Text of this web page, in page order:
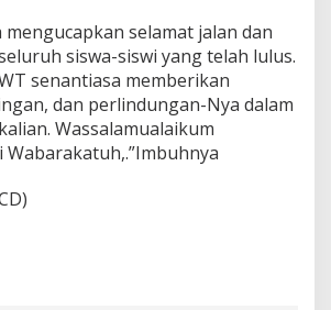
mengucapkan selamat jalan dan
siswa-siswi yang telah lulus.
senantiasa memberikan
dan perlindungan-Nya dalam
Wassalamualaikum